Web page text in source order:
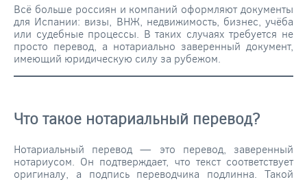
Всё больше россиян и компаний оформляют документы
для Испании: визы, ВНЖ, недвижимость, бизнес, учёба
или судебные процессы. В таких случаях требуется не
просто перевод, а нотариально заверенный документ,
имеющий юридическую силу за рубежом.
Что такое нотариальный перевод?
Нотариальный перевод — это перевод, заверенный
нотариусом. Он подтверждает, что текст соответствует
оригиналу, а подпись переводчика подлинна. Такой